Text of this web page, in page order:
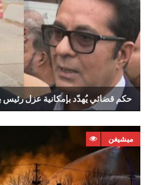
حكم‭ ‬قضائي‭ ‬يُهدّد‭ ‬بإمكانية‭ ‬عزل‭ ‬رئيس‭ ‬بلدية‭ ‬هامترامك
ميشيغن